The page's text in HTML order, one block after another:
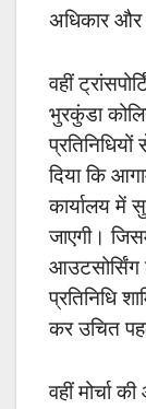
अधिकार और
वहीं
भुरकुंडा
दिया कि
कार्यालय में
जाएगी।
आउटसोर्सिंग
प्रतिनिधि
कर उचित
वहीं मोर्चा